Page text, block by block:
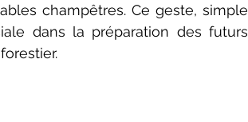
champêtres. Ce geste, simple
dans la préparation des futurs